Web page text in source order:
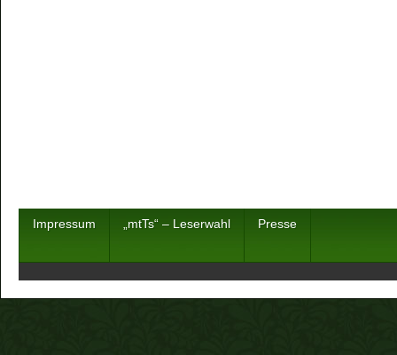
Impressum „mtTs“ – Leserwahl Presse